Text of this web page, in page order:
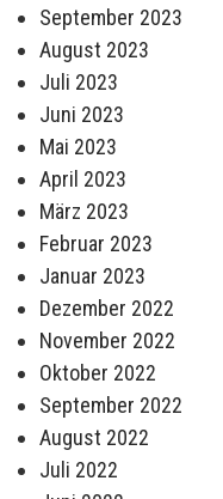
September 2023
August 2023
Juli 2023
Juni 2023
Mai 2023
April 2023
März 2023
Februar 2023
Januar 2023
Dezember 2022
November 2022
Oktober 2022
September 2022
August 2022
Juli 2022